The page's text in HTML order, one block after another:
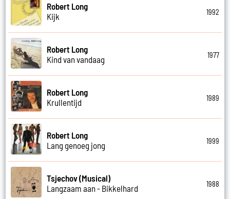
Robert Long
Kijk
1992
Robert Long
Kind van vandaag
1977
Robert Long
Krullentijd
1989
Robert Long
Lang genoeg jong
1999
Tsjechov (Musical)
Langzaam aan - Bikkelhard
1988